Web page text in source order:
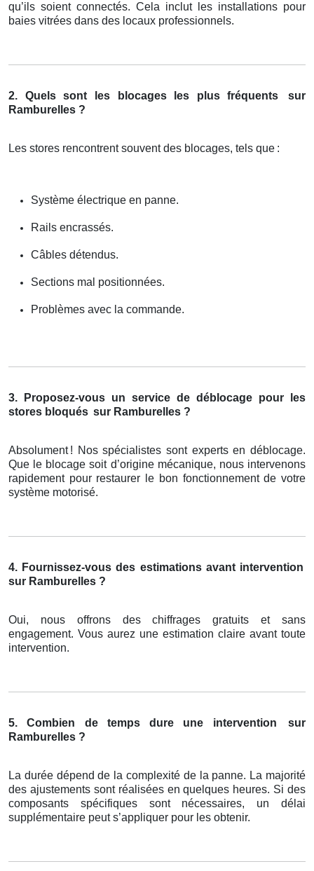
qu’ils soient connectés. Cela inclut les installations pour
baies vitrées dans des locaux professionnels.
2. Quels sont les blocages les plus fréquents
sur
Ramburelles ?
Les stores rencontrent souvent des blocages, tels que :
Système électrique en panne.
Rails encrassés.
Câbles détendus.
Sections mal positionnées.
Problèmes avec la commande.
3. Proposez-vous un service de déblocage pour les
stores bloqués sur Ramburelles ?
Absolument ! Nos spécialistes sont experts en déblocage.
Que le blocage soit d’origine mécanique, nous intervenons
rapidement pour restaurer le bon fonctionnement de votre
système motorisé.
4. Fournissez-vous des estimations avant intervention
sur Ramburelles ?
Oui, nous offrons des chiffrages gratuits et sans
engagement. Vous aurez une estimation claire avant toute
intervention.
5. Combien de temps dure une intervention
sur
Ramburelles ?
La durée dépend de la complexité de la panne. La majorité
des ajustements sont réalisées en quelques heures. Si des
composants spécifiques sont nécessaires, un délai
supplémentaire peut s’appliquer pour les obtenir.